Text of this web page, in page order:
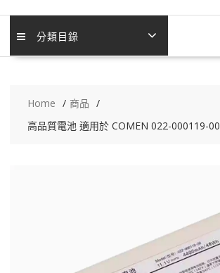
分類目錄
Home
商品
高品質電池 適用於 COMEN 022-000119-00